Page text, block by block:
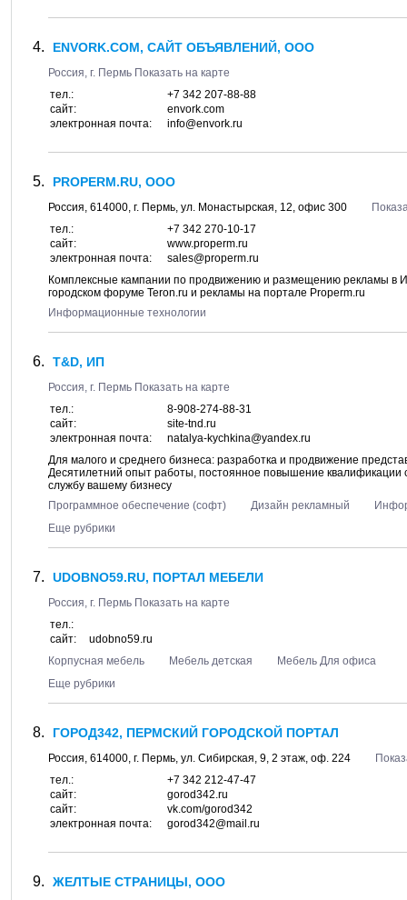
ENVORK.COM, САЙТ ОБЪЯВЛЕНИЙ, ООО
Россия, г. Пермь Показать на карте
тел.:
+7 342 207-88-88
сайт:
envork.com
электронная почта:
info@envork.ru
PROPERM.RU, ООО
Россия, 614000, г. Пермь, ул. Монастырская, 12, офис 300
тел.:
+7 342 270-10-17
сайт:
www.properm.ru
электронная почта:
sales@properm.ru
Комплексные кампании по продвижению и размещению рекламы в
городском форуме Teron.ru и рекламы на портале Properm.ru
Информационные технологии
T&D, ИП
Россия, г. Пермь Показать на карте
тел.:
8-908-274-88-31
сайт:
site-tnd.ru
электронная почта:
natalya-kychkina@yandex.ru
Для малого и среднего бизнеса: разработка и продвижение
Десятилетний опыт работы, постоянное повышение квалификации
службу вашему бизнесу
Программное обеспечение (софт)
Дизайн рекламный
Еще рубрики
UDOBNO59.RU, ПОРТАЛ МЕБЕЛИ
Россия, г. Пермь Показать на карте
тел.:
сайт:
udobno59.ru
Корпусная мебель
Мебель детская
Мебель Для офиса
Еще рубрики
ГОРОД342, ПЕРМСКИЙ ГОРОДСКОЙ ПОРТАЛ
Россия, 614000, г. Пермь, ул. Сибирская, 9, 2 этаж, оф. 224
тел.:
+7 342 212-47-47
сайт:
gorod342.ru
сайт:
vk.com/gorod342
электронная почта:
gorod342@mail.ru
ЖЕЛТЫЕ СТРАНИЦЫ, ООО